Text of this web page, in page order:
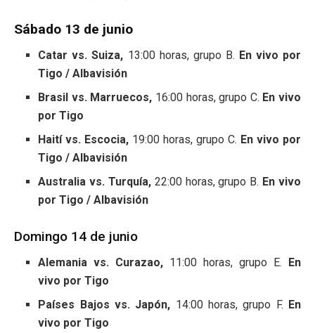
Sábado 13 de junio
Catar vs. Suiza, 13:00 horas, grupo B. En vivo por
Tigo / Albavisión
Brasil vs. Marruecos, 16:00 horas, grupo C. En vivo
por Tigo
Haití vs. Escocia, 19:00 horas, grupo C. En vivo por
Tigo / Albavisión
Australia vs. Turquía,22:00 horas, grupo B. En vivo
por Tigo / Albavisión
Domingo 14 de junio
Alemania vs. Curazao, 11:00 horas, grupo E. En
vivo por Tigo
Países Bajos vs. Japón, 14:00 horas, grupo F. En
vivo por Tigo